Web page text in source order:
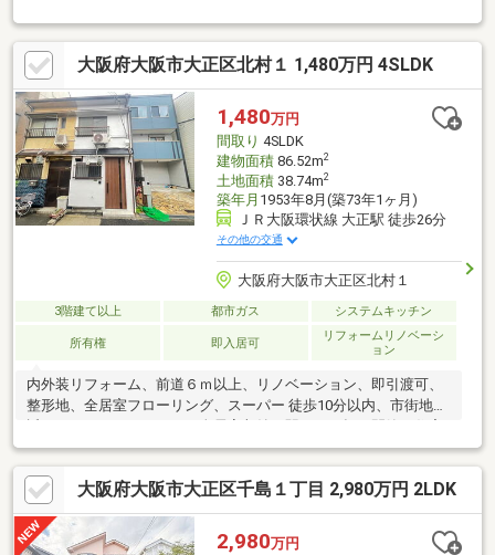
和・洋室有り。■忙しい朝にもうれしいトイレ２か所有り。■浴
室・洗面室には窓があり換気良好。■空き家につきゆっくりと内
覧していただけます。++大阪市立三軒家東小学校まで約４００ｍ
++++大阪市立大正東中学校まで約４８０ｍ++◇セブンイレブン
三軒家東五丁目店まで約１６０ｍ◇◇スーパーオオカワ三軒家東
店まで約３２０ｍ◇◇大正泉尾郵便局まで約４００ｍ◇◇マツモ
トキヨシ泉尾店まで約３５０ｍ◇
大阪府大阪市大正区北村１ 1,480万円 4SLDK
1,480万円
間取り 4SLDK
建物面積86.52m2
土地面積38.74m2
築年月 1953年8月(築73年1ヶ月)
ＪＲ大阪環状線 大正駅 徒歩26分
その他の交通
大阪府大阪市大正区北村１
3階建て以上 都市ガス システムキッチン
所有権 即入居可
リフォームリノベーシ
ョン
内外装リフォーム、前道６ｍ以上、リノベーション、即引渡可、
整形地、全居室フローリング、スーパー 徒歩10分以内、市街地が
地、ワイドバルコニー、トイレ２ヶ所、外装リフォーム、南面バ
ルコニー、フローリング張替、都市近郊、前面棟無、３階建以
上、小学校 徒歩10分以内、平坦地
大阪府大阪市大正区千島１丁目 2,980万円 2LDK
2,980万円